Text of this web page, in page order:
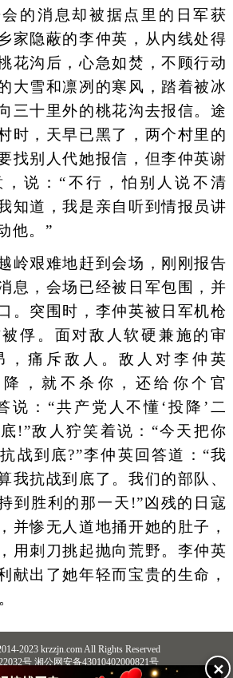
的消息却被据点里的日军获
家隐蔽的李仲英，从内线处得
花沟后，心急如焚，不顾行动
大雪和凛冽的寒风，踏着被冰
三十里外的桃花沟去报信。途
时，天早已黑了，两个村里的
找别人代她报信，但李仲英谢
说：“不行，怕别人说不清
知道，我是亲自听到情报员讲
他。”
艰难地赶到会场，刚刚报告
息，会场已经被日军包围，并
。突围时，李仲英被日军机枪
俘。面对敌人软硬兼施的审
，痛斥敌人。敌人对李仲英
，就不杀你，还给你个官
说：“共产党人不懂‘投降’二
!”敌人狞笑着说：“今天把你
战到底?”李仲英回答道：“我
我抗战到底了。我们的部队、
到胜利的那一天!”凶残的日寇
并惨无人道地捅开她的肚子，
用刺刀挑起抛向荒野。李仲英
献出了她年轻而宝贵的生命，
2023 krzzjn.com All Rights Reserved
号 湘公网安备43010402000821号
举报中心
长沙市互联网违法和不良信息举报中心✕